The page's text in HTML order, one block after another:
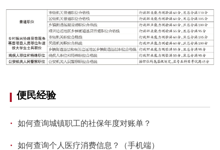
便民经验
· 如何查询城镇职工的社保年度对账单？
· 如何查询个人医疗消费信息？（手机端）